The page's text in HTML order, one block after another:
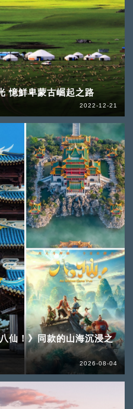
憶鮮卑蒙古崛起之路
2022-12-21
仙！》同款的山海沉浸之
2026-08-04